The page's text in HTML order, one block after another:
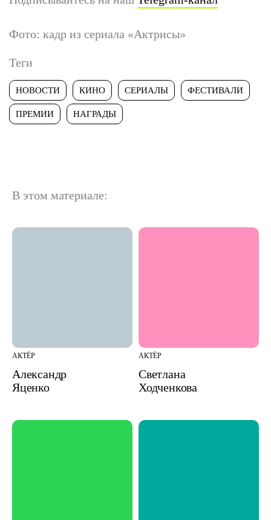
Фото: кадр из сериала «Актрисы»
Теги
НОВОСТИ КИНО СЕРИАЛЫ ФЕСТИВАЛИ
ПРЕМИИ НАГРАДЫ
В этом материале:
АКТЁР
Александр
Яценко
АКТЁР
Светлана
Ходченкова